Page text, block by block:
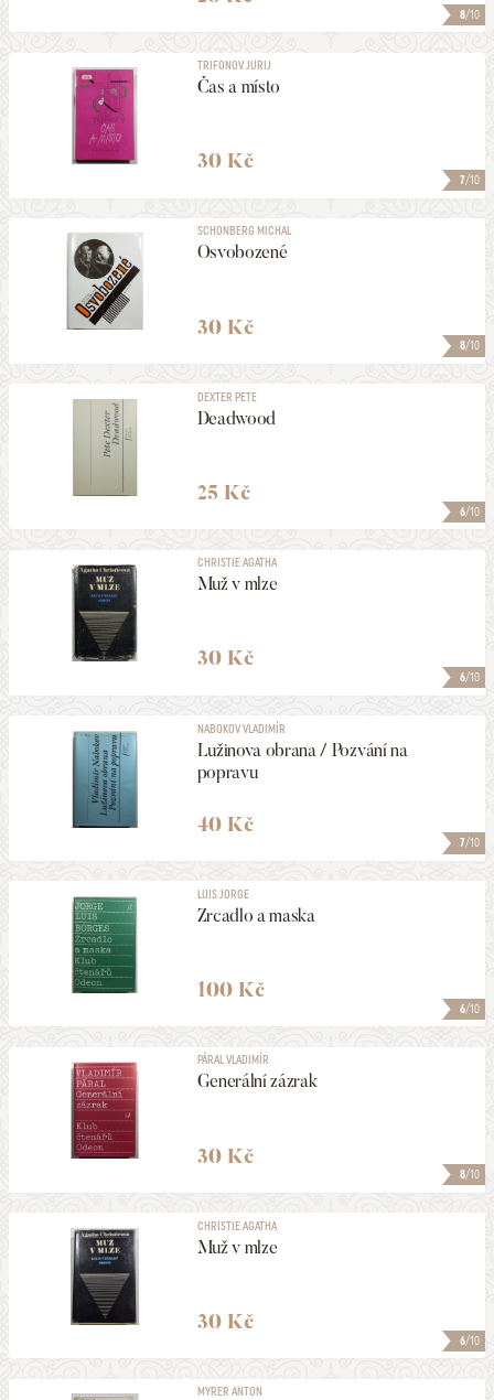
8/10
7/10
TRIFONOV JURIJ
Čas a místo
30 Kč
8/10
SCHONBERG MICHAL
Osvobozené
30 Kč
6/10
DEXTER PETE
Deadwood
25 Kč
6/10
CHRISTIE AGATHA
Muž v mlze
30 Kč
7/10
NABOKOV VLADIMÍR
Lužinova obrana / Pozvání na
popravu
40 Kč
6/10
LUIS JORGE
Zrcadlo a maska
100 Kč
8/10
PÁRAL VLADIMÍR
Generální zázrak
30 Kč
6/10
CHRISTIE AGATHA
Muž v mlze
30 Kč
MYRER ANTON